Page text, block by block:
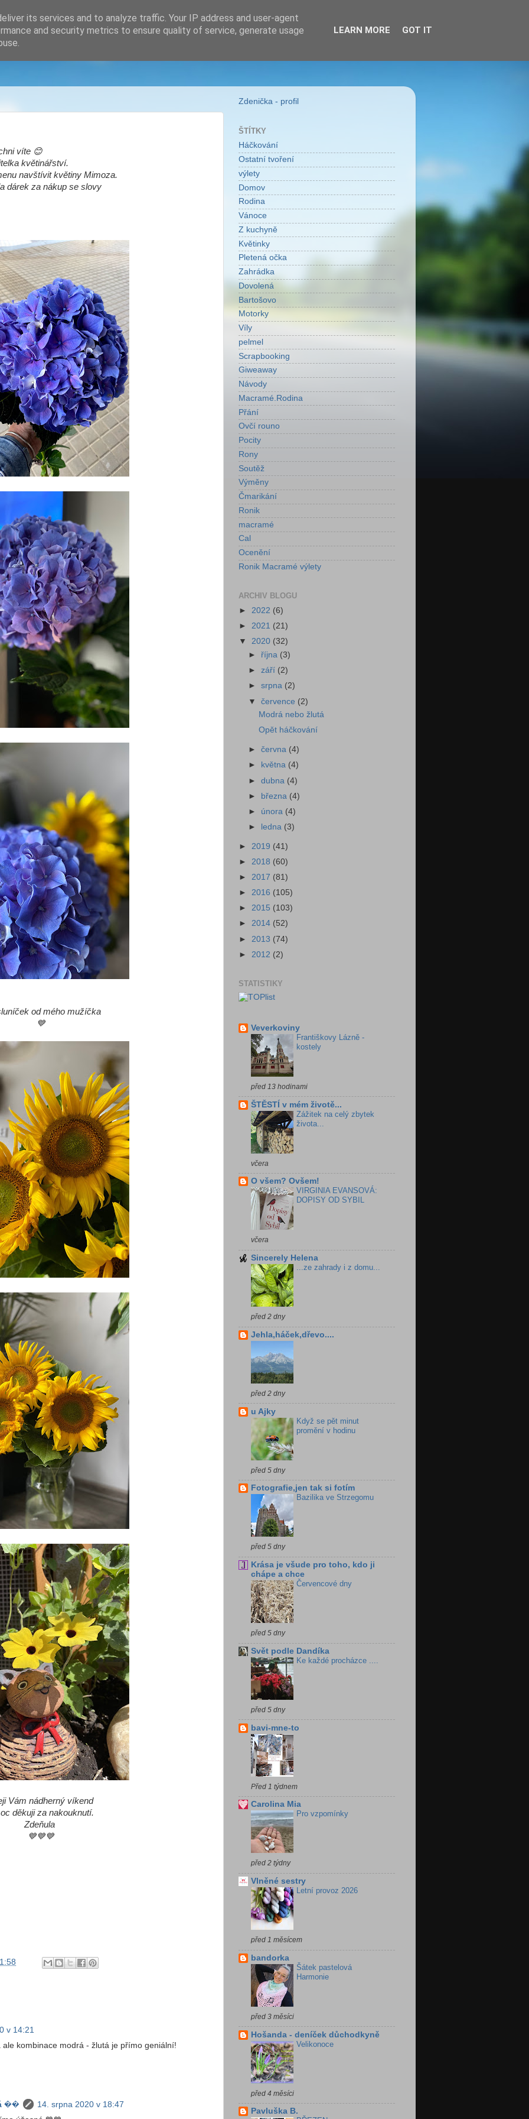
víte 😊
květinářství.
navštívit květiny Mimoza.
dárek za nákup se slovy
od mého mužíčka
💙
Vám nádherný víkend
děkuji za nakouknutí.
Zdeňula
💙💙💙
v 14:21
kombinace modrá - žlutá je přímo geniální!
��
14. srpna 2020 v 18:47
Zdenička - profil
ŠTÍTKY
Háčkování
Ostatní tvoření
výlety
Domov
Rodina
Vánoce
Z kuchyně
Květinky
Pletená očka
Zahrádka
Dovolená
Bartošovo
Motorky
Víly
pelmel
Scrapbooking
Giweaway
Návody
Macramé.Rodina
Přání
Ovčí rouno
Pocity
Rony
Soutěž
Výměny
Čmarikání
Ronik
macramé
Cal
Ocenění
Ronik Macramé výlety
ARCHIV BLOGU
► 2022 (6)
► 2021 (21)
▼ 2020 (32)
►října (3)
►září (2)
►srpna (2)
▼července (2)
Modrá nebo žlutá
Opět háčkování
►června (4)
►
května (4)
►dubna (4)
► března (4)
► února (4)
►
ledna (3)
► 2019 (41)
► 2018 (60)
► 2017 (81)
► 2016 (105)
► 2015 (103)
► 2014 (52)
► 2013 (74)
► 2012 (2)
STATISTIKY
Veverkoviny
Františkovy Lázně -
kostely
před 13 hodinami
ŠTĚSTÍ v mém životě...
Zážitek na celý zbytek
života...
včera
O všem? Ovšem!
VIRGINIA EVANSOVÁ:
DOPISY OD SYBIL
včera
Sincerely Helena
...ze zahrady i z domu...
před 2 dny
Jehla,háček,dřevo....
před 2 dny
u Ajky
Když se pět minut
promění v hodinu
před 5 dny
Fotografie,jen tak si fotím
Bazilika ve Strzegomu
před 5 dny
Krása je všude pro toho, kdo ji
chápe a chce
Červencové dny
před 5 dny
Svět podle Dandíka
Ke každé procházce ....
před 5 dny
bavi-mne-to
Před 1 týdnem
Carolina Mia
Pro vzpomínky
před 2 týdny
Vlněné sestry
Letní provoz 2026
před 1 měsícem
bandorka
Šátek pastelová
Harmonie
před 3 měsíci
Hošanda - deníček důchodkyně
Velikonoce
před 4 měsíci
Pavluška B.
its services and to analyze traffic. Your IP address and user-agent
and security metrics to ensure quality of service, generate usage
LEARN MORE GOT IT